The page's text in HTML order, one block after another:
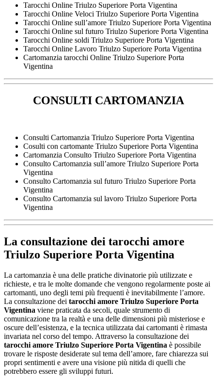
Tarocchi Online Triulzo Superiore Porta Vigentina
Tarocchi Online Veloci Triulzo Superiore Porta Vigentina
Tarocchi Online sull’amore Triulzo Superiore Porta Vigentina
Tarocchi Online sul futuro Triulzo Superiore Porta Vigentina
Tarocchi Online soldi Triulzo Superiore Porta Vigentina
Tarocchi Online Lavoro Triulzo Superiore Porta Vigentina
Cartomanzia tarocchi Online Triulzo Superiore Porta
Vigentina
CONSULTI CARTOMANZIA
Consulti Cartomanzia Triulzo Superiore Porta Vigentina
Cosulti con cartomante Triulzo Superiore Porta Vigentina
Cartomanzia Consulto Triulzo Superiore Porta Vigentina
Consulto Cartomanzia sull’amore Triulzo Superiore Porta
Vigentina
Consulto Cartomanzia sul futuro Triulzo Superiore Porta
Vigentina
Consulto Cartomanzia sul lavoro Triulzo Superiore Porta
Vigentina
La consultazione dei tarocchi amore
Triulzo Superiore Porta Vigentina
La cartomanzia è una delle pratiche divinatorie più utilizzate e
richieste, e tra le molte domande che vengono regolarmente poste ai
cartomanti, uno degli temi più frequenti è inevitabilmente l’amore.
La consultazione dei tarocchi amore Triulzo Superiore Porta
Vigentina viene praticata da secoli, quale strumento di
comunicazione tra la realtà e una delle dimensioni più misteriose e
oscure dell’esistenza, e la tecnica utilizzata dai cartomanti è rimasta
invariata nel corso del tempo. Attraverso la consultazione dei
tarocchi amore Triulzo Superiore Porta Vigentina è possibile
trovare le risposte desiderate sul tema dell’amore, fare chiarezza sui
propri sentimenti e avere una visione più nitida di quelli che
potrebbero essere gli sviluppi futuri.